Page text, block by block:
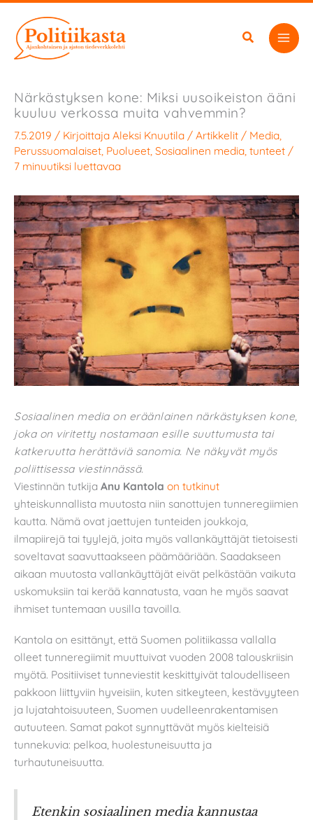
sisältöön
Närkästyksen kone: Miksi uusoikeiston ääni
kuuluu verkossa muita vahvemmin?
7.5.2019 / Kirjoittaja Aleksi Knuutila / Artikkelit / Media
Perussuomalaiset Puolueet Sosiaalinen media tunteet /
7 minuutiksi luettavaa
Sosiaalinen media on eräänlainen närkästyksen kone,
joka on viritetty nostamaan esille suuttumusta tai
katkeruutta herättäviä sanomia. Ne näkyvät myös
poliittisessa viestinnässä.
Viestinnän tutkija Anu Kantola on tutkinut
yhteiskunnallista muutosta niin sanottujen tunneregiimien
kautta. Nämä ovat jaettujen tunteiden joukkoja,
ilmapiirejä tai tyylejä, joita myös vallankäyttäjät tietoisesti
soveltavat saavuttaakseen päämääriään. Saadakseen
aikaan muutosta vallankäyttäjät eivät pelkästään vaikuta
uskomuksiin tai kerää kannatusta, vaan he myös saavat
ihmiset tuntemaan uusilla tavoilla.
Kantola on esittänyt, että Suomen politiikassa vallalla
olleet tunneregiimit muuttuivat vuoden 2008 talouskriisin
myötä. Positiiviset tunneviestit keskittyivät taloudelliseen
pakkoon liittyviin hyveisiin, kuten sitkeyteen, kestävyyteen
ja lujatahtoisuuteen, Suomen uudelleenrakentamisen
autuuteen. Samat pakot synnyttävät myös kielteisiä
tunnekuvia: pelkoa, huolestuneisuutta ja
turhautuneisuutta.
Etenkin sosiaalinen media kannustaa